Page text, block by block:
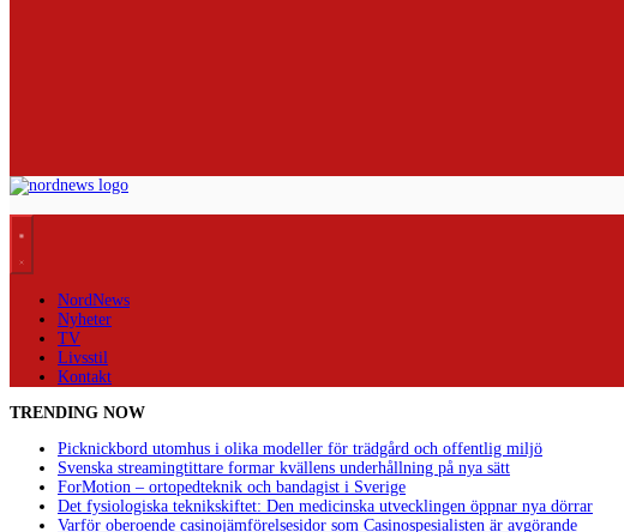
NordNews
Nyheter
TV
Livsstil
Kontakt
TRENDING NOW
Picknickbord utomhus i olika modeller för trädgård och offentlig miljö
Svenska streamingtittare formar kvällens underhållning på nya sätt
ForMotion – ortopedteknik och bandagist i Sverige
Det fysiologiska teknikskiftet: Den medicinska utvecklingen öppnar nya dörrar
Varför oberoende casinojämförelsesidor som Casinospesialisten är avgörande